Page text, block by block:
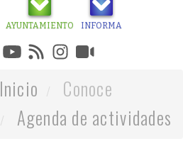
AYUNTAMIENTO INFORMA
Inicio
Conoce
Agenda de actividades